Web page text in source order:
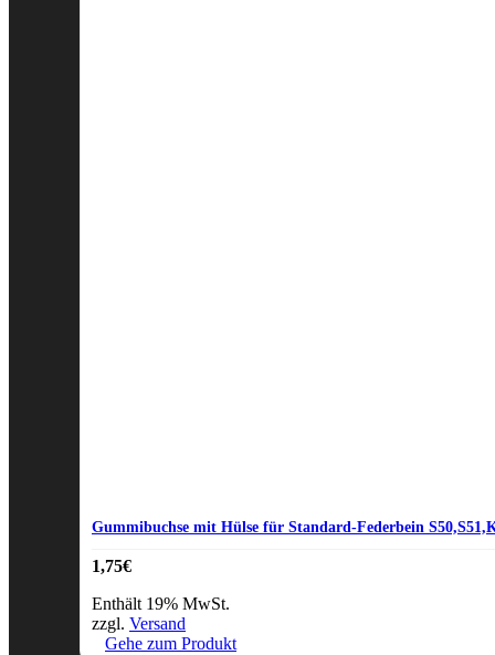
Gummibuchse mit Hülse für Standard-Federbein
1,75€
Enthält 19% MwSt.
zzgl. Versand
Gehe zum Produkt